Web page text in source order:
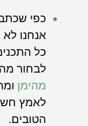
כפי
אנחנו
כל
לבחור
מהימן
לאמץ
הטובים.